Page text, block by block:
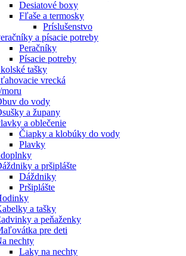
Desiatové boxy
Fľaše a termosky
Príslušenstvo
a písacie potreby
Peračníky
Písacie potreby
tašky
vrecká
do vody
a župany
a oblečenie
Čiapky a klobúky do vody
Plavky
a pršiplášte
Dáždniky
Pršiplášte
a tašky
a peňaženky
pre deti
nechty
Laky na nechty